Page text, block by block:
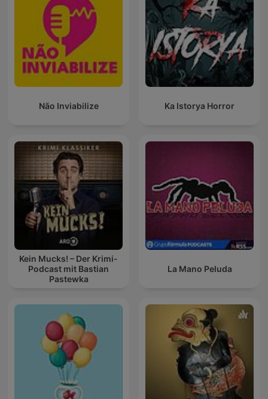
Não Inviabilize Ka Istorya Horror
Kein Mucks! – Der Krimi-
Podcast mit Bastian
Pastewka
La Mano Peluda